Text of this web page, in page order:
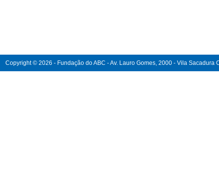
Copyright © 2026 - Fundação do ABC - Av. Lauro Gomes, 2000 - Vila